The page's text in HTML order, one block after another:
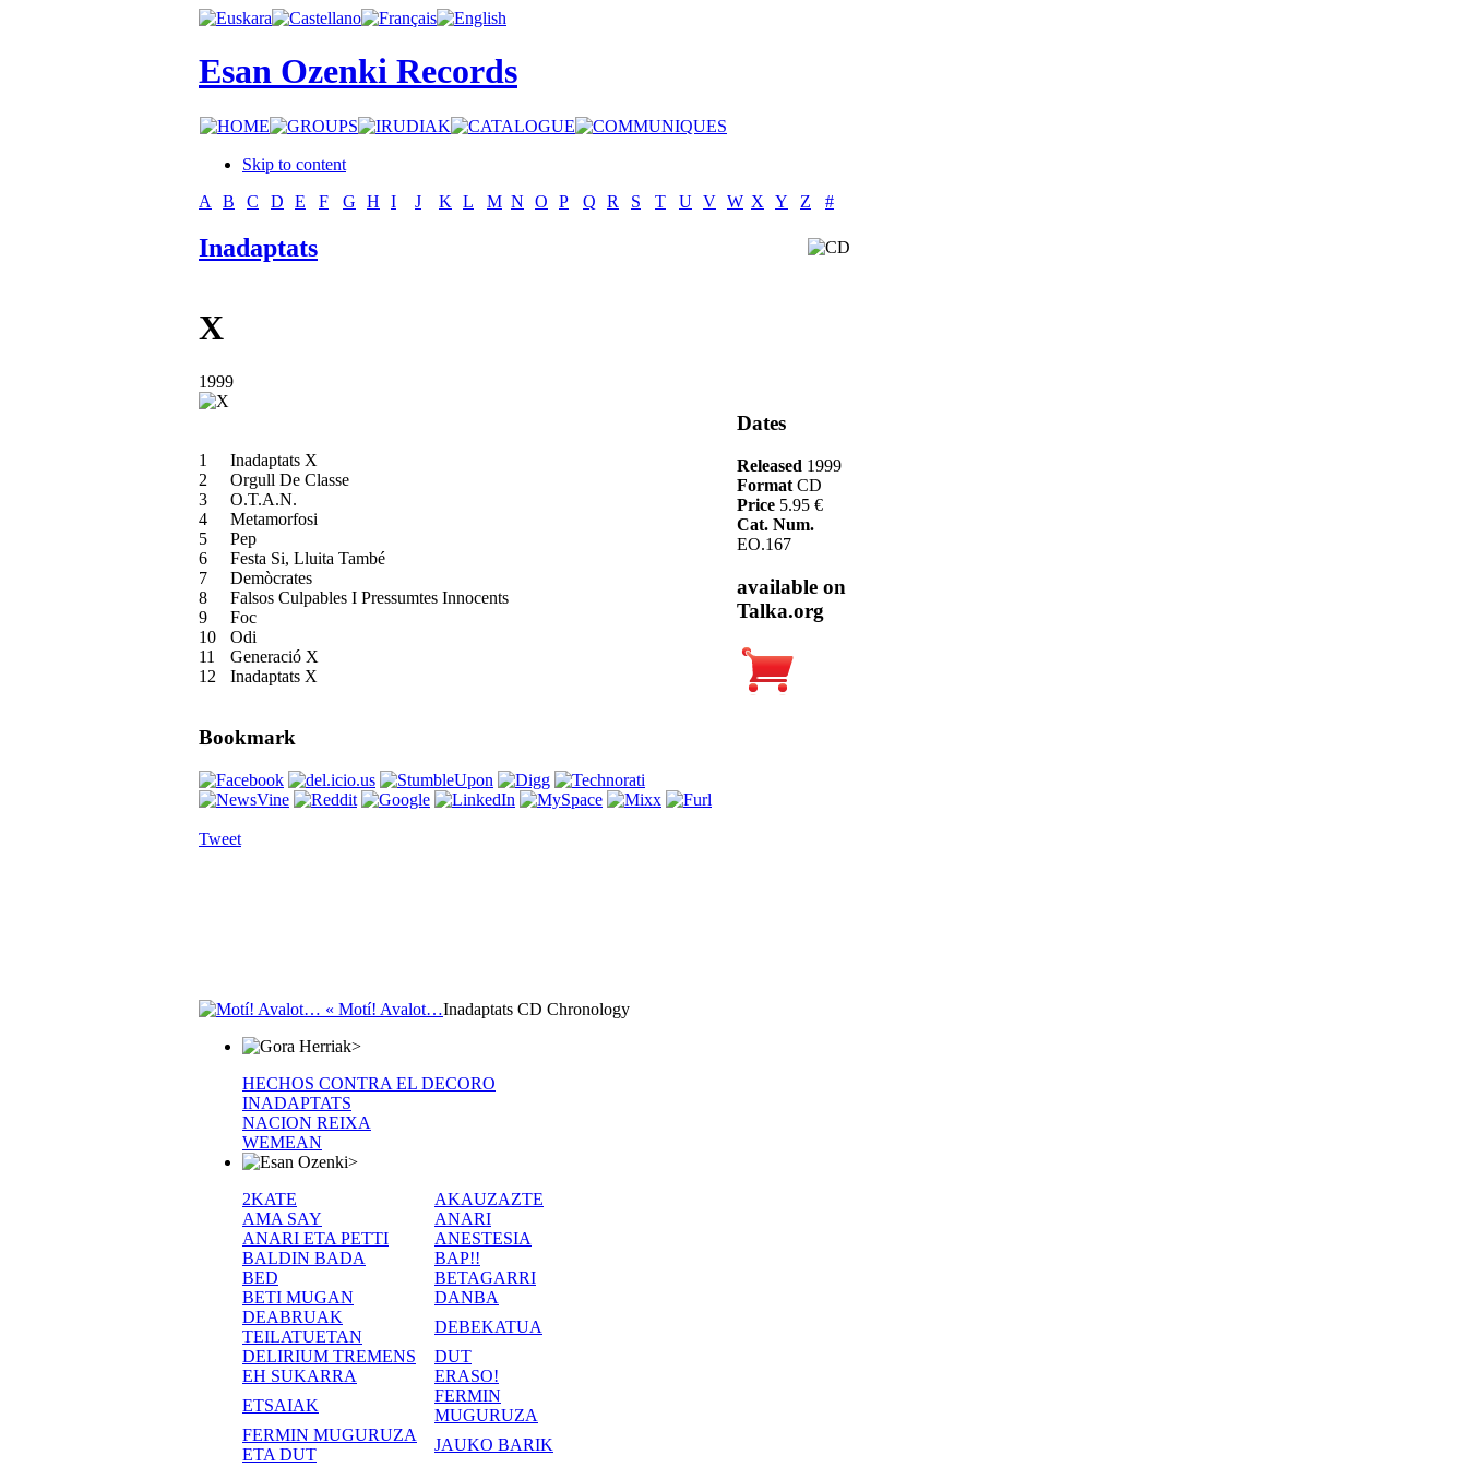
Esan Ozenki Records
Skip to content
A
B C D E F G H I J K L M N O P Q R S T U V W X Y Z #
Inadaptats
X
1999
1
Inadaptats X
2
Orgull De Classe
3
O.T.A.N.
4
Metamorfosi
5
Pep
6
Festa Si, Lluita També
7
Demòcrates
8
Falsos Culpables I Pressumtes Innocents
9
Foc
10
Odi
11
Generació X
12
Inadaptats X
Bookmark
Tweet
Dates
Released 1999
Format CD
Price 5.95 €
Cat. Num.
EO.167
available on
Talka.org
« Motí! Avalot…Inadaptats CD Chronology
>
HECHOS CONTRA EL DECORO
INADAPTATS
NACION REIXA
WEMEAN
>
2KATE
AKAUZAZTE
AMA SAY
ANARI
ANARI ETA PETTI
ANESTESIA
BALDIN BADA
BAP!!
BED
BETAGARRI
BETI MUGAN
DANBA
DEABRUAK
TEILATUETAN
DEBEKATUA
DELIRIUM TREMENS
DUT
EH SUKARRA
ERASO!
ETSAIAK
FERMIN
MUGURUZA
FERMIN MUGURUZA
ETA DUT
JAUKO BARIK